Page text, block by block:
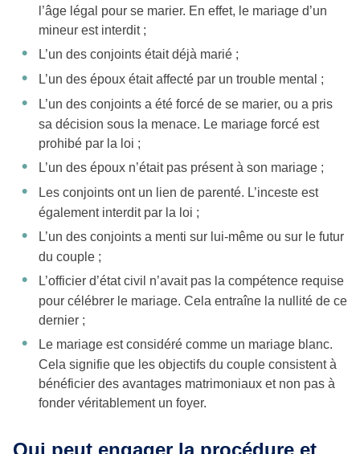
l’âge légal pour se marier. En effet, le mariage d’un
mineur est interdit ;
L’un des conjoints était déjà marié ;
L’un des époux était affecté par un trouble mental ;
L’un des conjoints a été forcé de se marier, ou a pris
sa décision sous la menace. Le mariage forcé est
prohibé par la loi ;
L’un des époux n’était pas présent à son mariage ;
Les conjoints ont un lien de parenté. L’inceste est
également interdit par la loi ;
L’un des conjoints a menti sur lui-même ou sur le futur
du couple ;
L’officier d’état civil n’avait pas la compétence requise
pour célébrer le mariage. Cela entraîne la nullité de ce
dernier ;
Le mariage est considéré comme un mariage blanc.
Cela signifie que les objectifs du couple consistent à
bénéficier des avantages matrimoniaux et non pas à
fonder véritablement un foyer.
Qui peut engager la procédure et